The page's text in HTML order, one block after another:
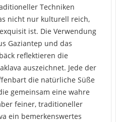
Techniken
nicht nur kulturell reich,
ist. Die Verwendung
Gaziantep und das
reflektieren die
auszeichnet. Jede der
die natürliche Süße
gemeinsam eine wahre
feiner, traditioneller
ein bemerkenswertes